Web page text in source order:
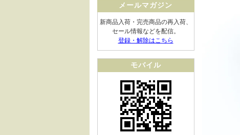
メールマガジン
新商品入荷・完売商品の再入荷、
セール情報などを配信。
登録・解除はこちら
モバイル